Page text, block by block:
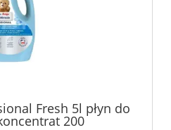
Fresh 5l płyn do
200